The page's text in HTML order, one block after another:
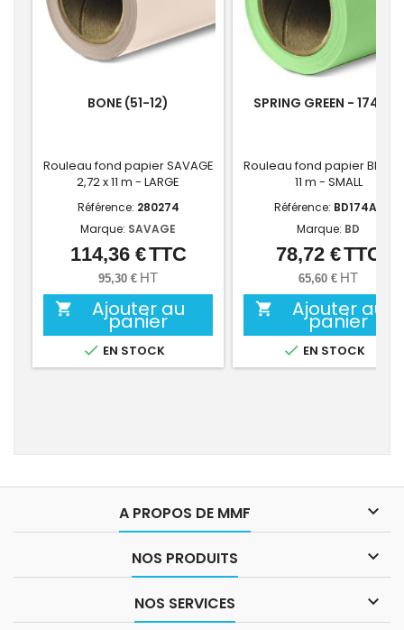
BONE (51-12)
Rouleau fond papier SAVAGE
2,72 x 11 m - LARGE
Référence: 280274
Marque: SAVAGE
Prix
114,36 €TTC
95,30 € HT
 Ajouter au
panier
 EN STOCK
SPRING GREEN - 174-A2
Rouleau fond papier BD
11 m - SMALL
Référence: BD174A2
Marque: BD
Prix
78,72 €TTC
65,60 € HT
 Ajouter au
panier
 EN STOCK
A PROPOS DE MMF 
NOS PRODUITS 
NOS SERVICES 